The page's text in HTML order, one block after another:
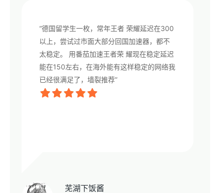
“德国留学生一枚，常年王者 荣耀延迟在300
以上，尝试过市面大部分回国加速器，都不
太稳定。 用番茄加速王者荣 耀现在稳定延迟
能在150左右，在海外能有这样稳定的网络我
已经很满足了，墙裂推荐”
芜湖下饭酱